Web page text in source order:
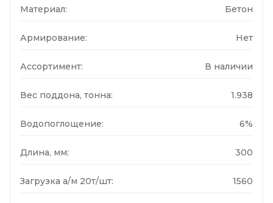
Материал: Бетон
Армирование: Нет
Ассортимент: В наличии
Вес поддона, тонна: 1.938
Водопоглощение: 6%
Длина, мм: 300
Загрузка а/м 20т/шт: 1560